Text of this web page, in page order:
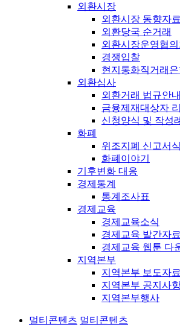
외환시장
외환시장 동향자료
외환당국 순거래
외환시장운영협의
경쟁입찰
현지통화직거래은
외환심사
외환거래 법규안내
금융제재대상자
신청양식 및 작성례
화폐
위조지폐 신고서식
화폐이야기
기후변화 대응
경제통계
통계조사표
경제교육
경제교육소식
경제교육 발간자료
경제교육 웹툰 다
지역본부
지역본부 보도자료
지역본부 공지사
지역본부행사
멀티콘텐츠 멀티콘텐츠